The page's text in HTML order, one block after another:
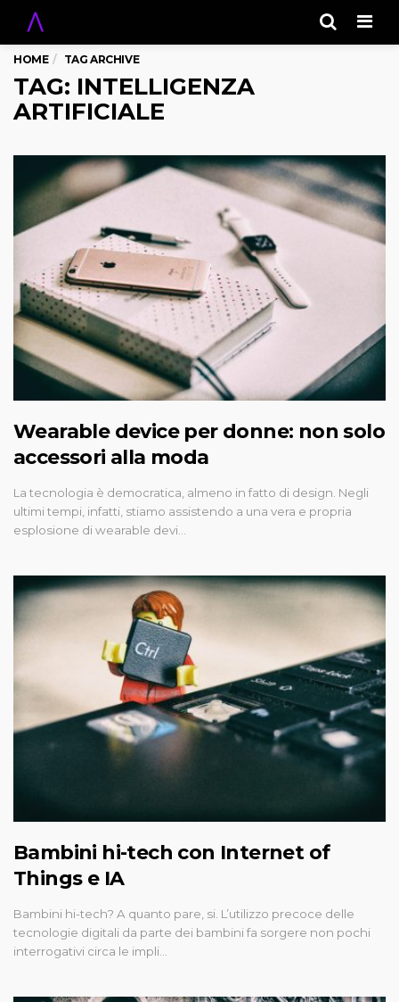
HOME TAG ARCHIVE
TAG: INTELLIGENZA
ARTIFICIALE
Wearable device per donne: non solo
accessori alla moda
La tecnologia è democratica, almeno in fatto di design. Negli
ultimi tempi, infatti, stiamo assistendo a una vera e propria
esplosione di wearable devi…
Bambini hi-tech con Internet of
Things e IA
Bambini hi-tech? A quanto pare, si. L’utilizzo precoce delle
tecnologie digitali da parte dei bambini fa sorgere non pochi
interrogativi circa le impli…